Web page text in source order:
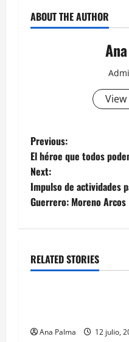
ABOUT THE AUTHOR
Post
navigation
Previous:
El héroe que todos
Next:
Impulso de actividades
Guerrero: Moreno Arcos
RELATED STORIES
MEXICO Portada
Ana Palma 12 julio,